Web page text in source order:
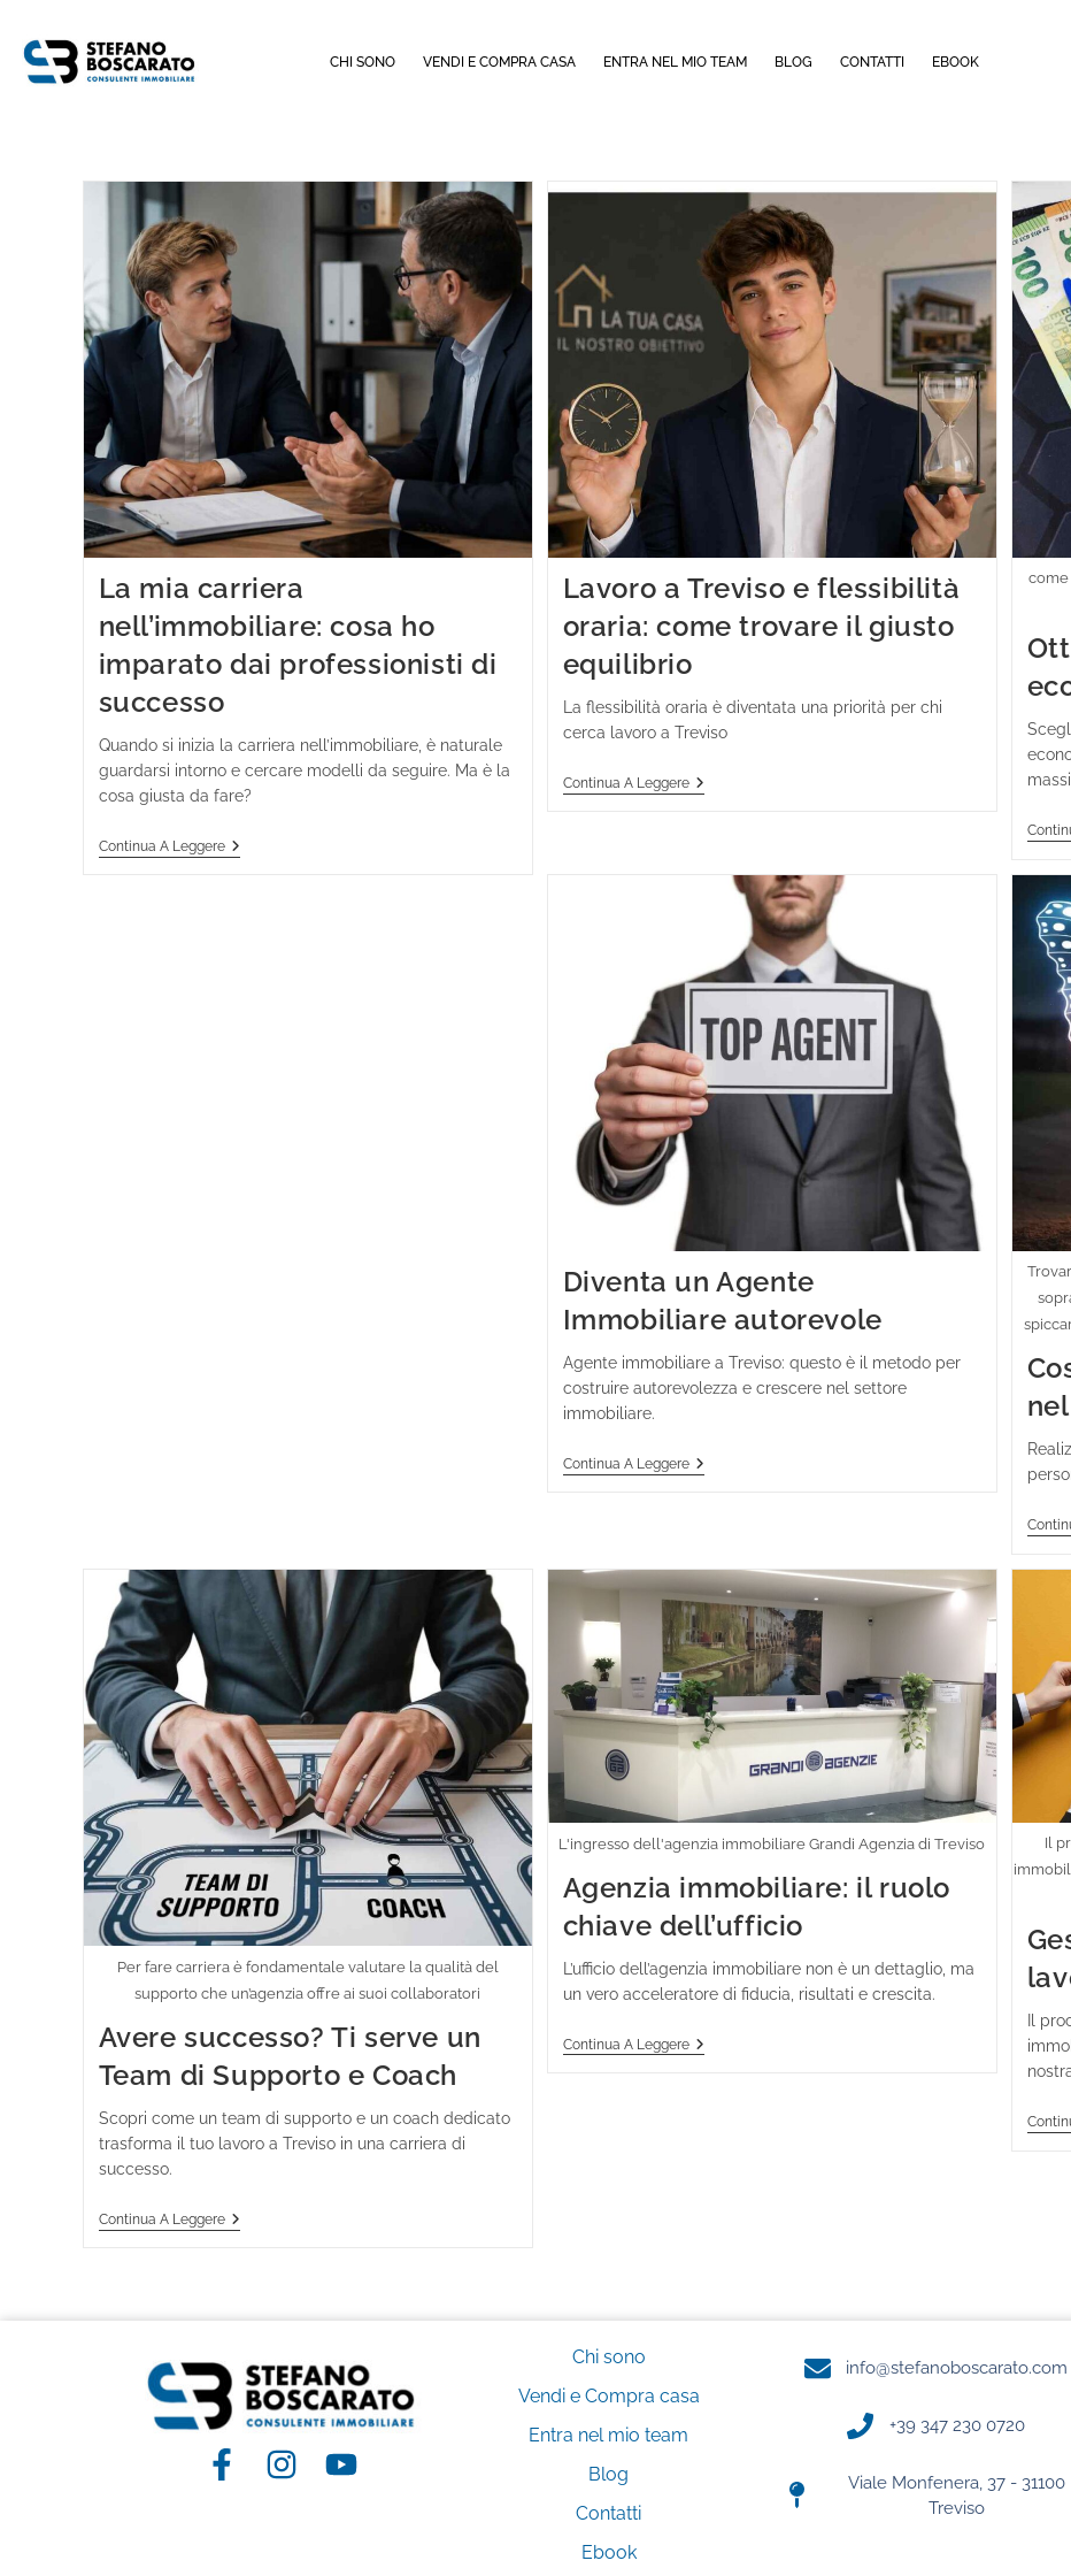
CHI SONO VENDI E COMPRA CASA ENTRA NEL MIO TEAM BLOG CONTATTI EBOOK
La mia carriera
nell’immobiliare: cosa ho
imparato dai professionisti di
successo
Quando si inizia la carriera nell’immobiliare, è naturale
guardarsi intorno e cercare modelli da seguire. Ma è la
cosa giusta da fare?
Continua A Leggere
Lavoro a Treviso e flessibilità
oraria: come trovare il giusto
equilibrio
La flessibilità oraria è diventata una priorità per chi
cerca lavoro a Treviso
Continua A Leggere
come
Diventa un Agente
Immobiliare autorevole
Agente immobiliare a Treviso: questo è il metodo per
costruire autorevolezza e crescere nel settore
immobiliare.
Continua A Leggere
Per fare carriera è fondamentale valutare la qualità del
supporto che un’agenzia offre ai suoi collaboratori
Avere successo? Ti serve un
Team di Supporto e Coach
Scopri come un team di supporto e un coach dedicato
trasforma il tuo lavoro a Treviso in una carriera di
successo.
Continua A Leggere
L'ingresso dell'agenzia immobiliare Grandi Agenzia di Treviso
Agenzia immobiliare: il ruolo
chiave dell’ufficio
L’ufficio dell’agenzia immobiliare non è un dettaglio, ma
un vero acceleratore di fiducia, risultati e crescita.
Continua A Leggere
Il
Il
Chi sono
Vendi e Compra casa
Entra nel mio team
Blog
Contatti
Ebook
info@stefanoboscarato.com​
+39 347 230 0720
Viale Monfenera, 37 - 31100
Treviso